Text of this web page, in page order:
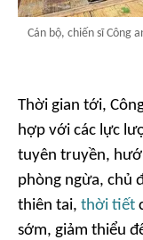
Cán bộ, chiến sĩ Công
Thời gian tới,
hợp với các lực
tuyên truyền,
phòng ngừa, chủ
thiên tai, thời tiết
sớm, giảm thiểu